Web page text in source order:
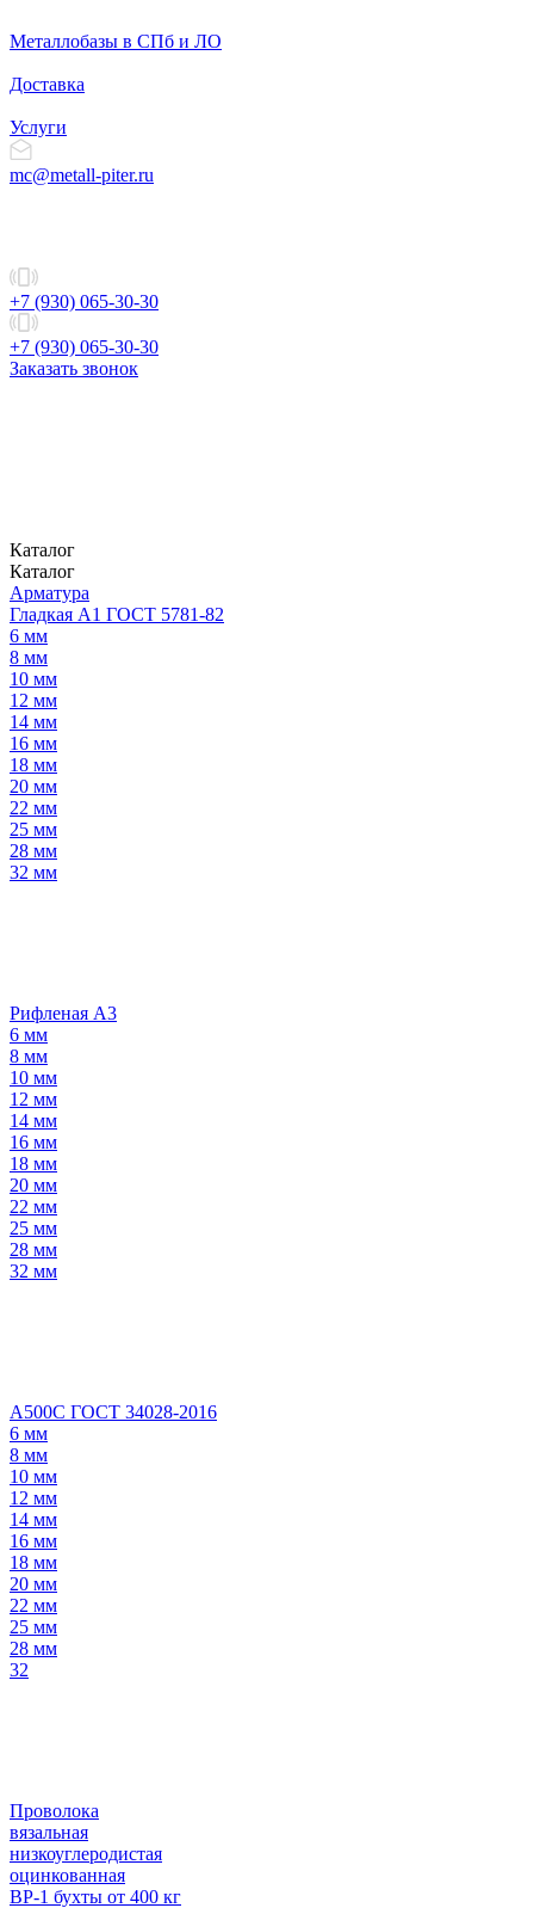
Металлобазы в СПб и ЛО
Доставка
Услуги
mc@metall-piter.ru
+7 (930) 065-30-30
+7 (930) 065-30-30
Заказать звонок
Каталог
Каталог
Арматура
Гладкая А1 ГОСТ 5781-82
6 мм
8 мм
10 мм
12 мм
14 мм
16 мм
18 мм
20 мм
22 мм
25 мм
28 мм
32 мм
Рифленая А3
6 мм
8 мм
10 мм
12 мм
14 мм
16 мм
18 мм
20 мм
22 мм
25 мм
28 мм
32 мм
А500С ГОСТ 34028-2016
6 мм
8 мм
10 мм
12 мм
14 мм
16 мм
18 мм
20 мм
22 мм
25 мм
28 мм
32
Проволока
вязальная
низкоуглеродистая
оцинкованная
ВР-1 бухты от 400 кг